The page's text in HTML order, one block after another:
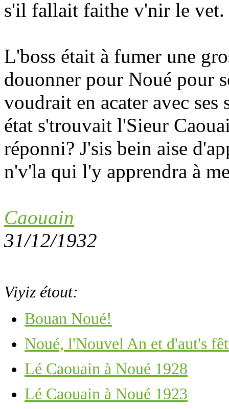
s'il fallait faithe v'nir le vet.
L'boss était à fumer une
douonner pour Noué pour
voudrait en acater avec
état s'trouvait l'Sieur
réponni? J'sis bein aise
n'v'la qui l'y apprendra à
Caouain
31/12/1932
Viyiz étout:
Bouan Noué!
Noué, l'Nouvel An et d'aut's
Lé Caouain à Noué 1928
Lé Caouain à Noué 1923